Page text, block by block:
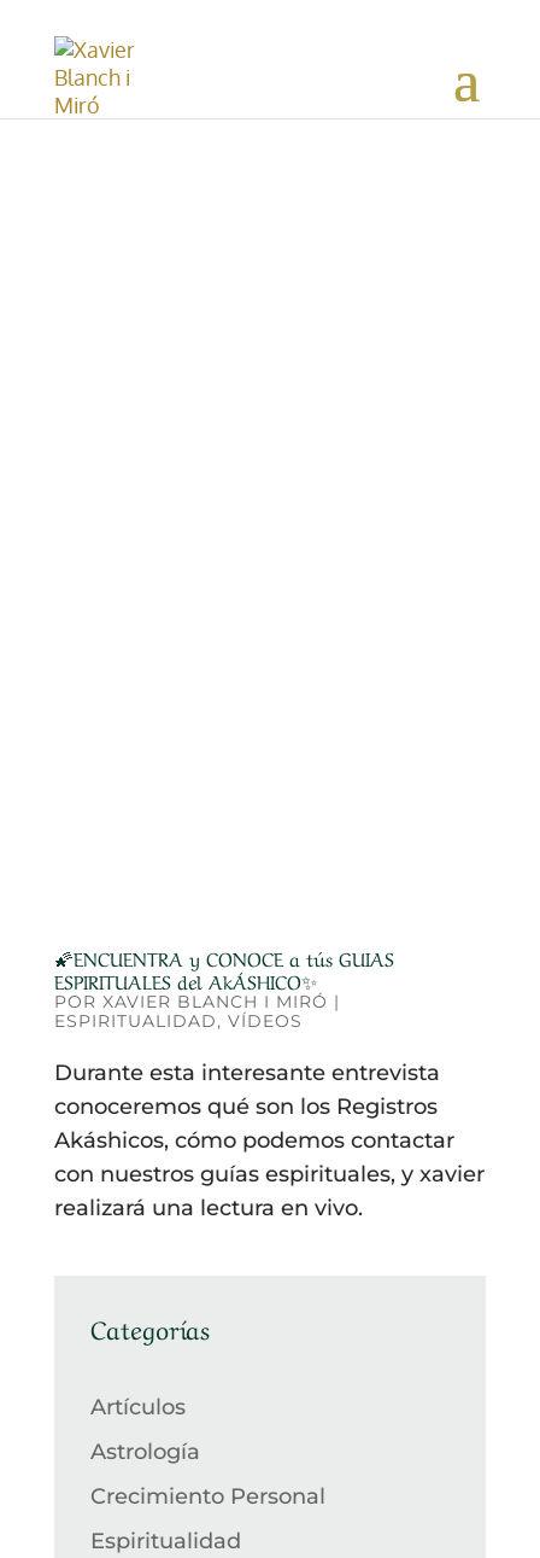
🌠ENCUENTRA y CONOCE a tús GUIAS
ESPIRITUALES del AkÁSHICO✨
POR XAVIER BLANCH I MIRÓ |
ESPIRITUALIDAD, VÍDEOS
Durante esta interesante entrevista
conoceremos qué son los Registros
Akáshicos, cómo podemos contactar
con nuestros guías espirituales, y xavier
realizará una lectura en vivo.
Categorías
Artículos
Astrología
Crecimiento Personal
Espiritualidad